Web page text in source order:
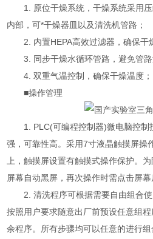
1. 原位干燥系统，干燥系统采用压
内部，可*干燥器皿以及清洗机管路；
2. 内置HEPA高效过滤器，确保干
3. 同步干燥水循环管路，避免管路
4. 双重气温控制，确保干燥温度；
■操作管理
1. PLC(可编程控制器)微电脑控制
强，可靠性高。采用7寸液晶触摸屏操
上，触摸屏设置有触摸式操作保护。
屏幕自动黑屏，再次操作时需点击屏幕
2. 清洗程序可根据需要自由组合使
按照用户要求随意出厂前预设任意组
余程序。所有步骤均可以任意的进行